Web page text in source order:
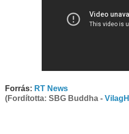
Forrás: RT News
(Fordította: SBG Buddha -